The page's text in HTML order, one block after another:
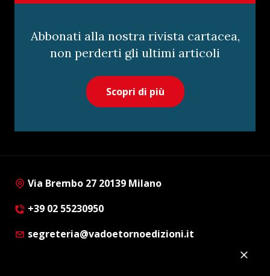
Abbonati alla nostra rivista cartacea,
non perderti gli ultimi articoli
Scopri di più
Via Brembo 27 20139 Milano
+39 02 55230950
segreteria@vadoetornoedizioni.it